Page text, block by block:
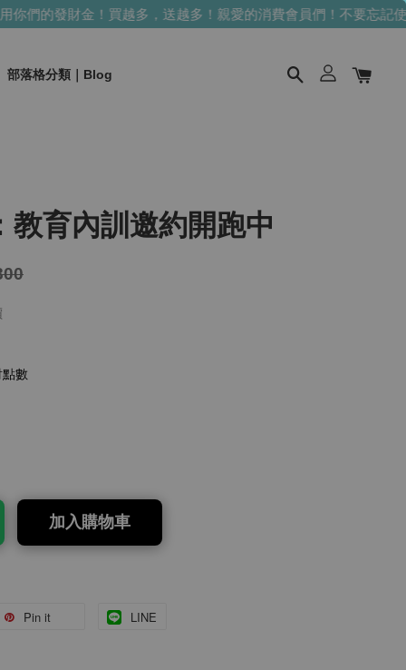
金！買越多，送越多！ 親愛的消費會員們！不要忘記使用你們的
部落格分類｜Blog
教育內訓邀約開跑中
數
加入購物車
Pin it LINE